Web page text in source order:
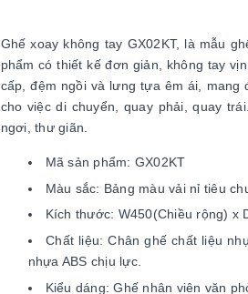
Ghế xoay không tay GX02KT, là mẫu
phẩm có thiết kế đơn giản, không tay
cấp, đệm ngồi và lưng tựa êm ái, mang
cho việc di chuyển, quay phải, quay
ngơi, thư giãn.
Mã sản phẩm: GX02KT
Màu sắc: Bảng màu vải nỉ tiêu
Kích thước: W450(Chiều rộng) x
Chất liệu: Chân ghế chất liệu
nhựa ABS chịu lực.
Kiểu dáng: Ghế nhân viên văn